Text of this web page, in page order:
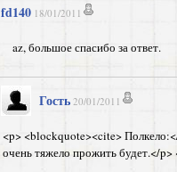
fd140 18/01/2011
az, большое спасибо за ответ.
Гость 20/01/2011
<p> <blockquote><cite>
очень тяжело прожить будет.</